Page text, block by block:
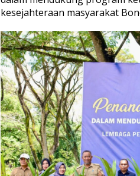
l
m
e
l
a
l
u
i
P
e
n
a
n
a
m
kesejahteraan masyarakat